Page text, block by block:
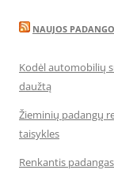
NAUJOS
Kodėl automobilių
daužtą
Žieminių padangų
taisykles
Renkantis